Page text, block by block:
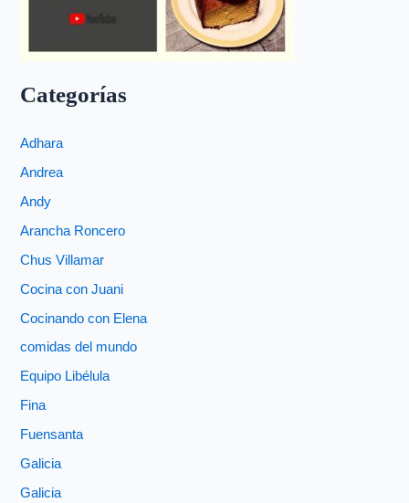
Categorías
Adhara
Andrea
Andy
Arancha Roncero
Chus Villamar
Cocina con Juani
Cocinando con Elena
comidas del mundo
Equipo Libélula
Fina
Fuensanta
Galicia
Galicia